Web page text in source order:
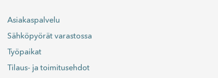
Asiakaspalvelu
Sähköpyörät varastossa
Työpaikat
Tilaus- ja toimitusehdot